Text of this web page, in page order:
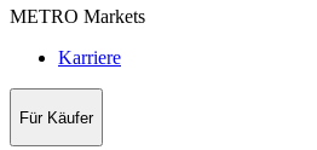
METRO Markets
Karriere
Für Käufer